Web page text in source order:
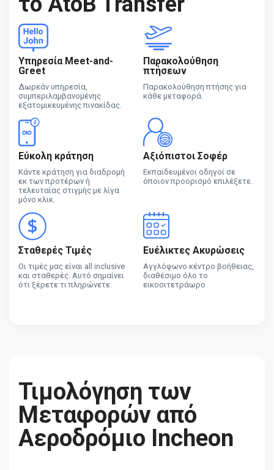
Υπηρεσία Meet-and-
Greet
Δωρεάν υπηρεσία,
συμπεριλαμβανομένης
εξατομικευμένης πινακίδας.
Παρακολούθηση
πτήσεων
Παρακολούθηση πτήσης για
κάθε μεταφορά.
Εύκολη κράτηση
Κάντε κράτηση για διαδρομή
εκ των προτέρων ή
τελευταίας στιγμής με λίγα
μόνο κλικ.
Αξιόπιστοι Σοφέρ
Εκπαιδευμένοι οδηγοί σε
όποιον προορισμό επιλέξετε.
Σταθερές Τιμές
Οι τιμές μας είναι all inclusive
και σταθερές. Αυτό σημαίνει
ότι ξέρετε τι πληρώνετε.
Ευέλικτες Ακυρώσεις
Αγγλόφωνο κέντρο βοήθειας,
διαθέσιμο όλο το
εικοσιτετράωρο
Τιμολόγηση των
Μεταφορών από
Αεροδρόμιο Incheon